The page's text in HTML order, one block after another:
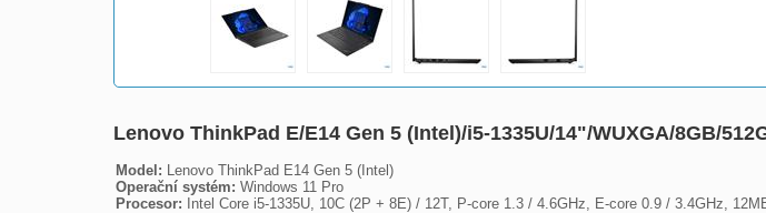
Lenovo ThinkPad E/E14 Gen 5 (Intel)/i5-1335U/14"/WUXGA/8GB/
Model:
Operační systém:
Procesor: Intel Core i5-1335U, 10C (2P + 8E) / 12T, P-core 1.3 / 4.6GHz, E-core 0.9 / 3.4GHz,